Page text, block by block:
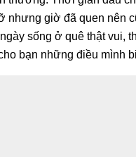
nhưng giờ đã quen nên
sống ở quê thật vui,
bạn những điều mình